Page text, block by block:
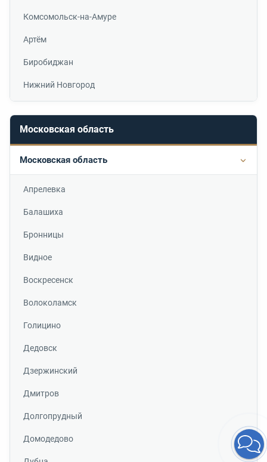
Комсомольск-на-Амуре
Артём
Биробиджан
Нижний Новгород
Московская область
Московская область
Апрелевка
Балашиха
Бронницы
Видное
Воскресенск
Волоколамск
Голицино
Дедовск
Дзержинский
Дмитров
Долгопрудный
Домодедово